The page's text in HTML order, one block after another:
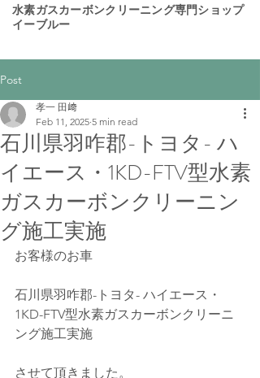
​水素ガスカーボンクリーニング専門ショップ
イーブルー
Post
石川県羽咋郡-トヨタ- ハ
イエース・1KD-FTV型水素
ガスカーボンクリーニン
グ施工実施
孝一 田﨑
Feb 11, 2025 5 min read
お客様のお車
石川県羽咋郡-トヨタ- ハイエース・
1KD-FTV型水素ガスカーボンクリーニ
ング施工実施
させて頂きました。